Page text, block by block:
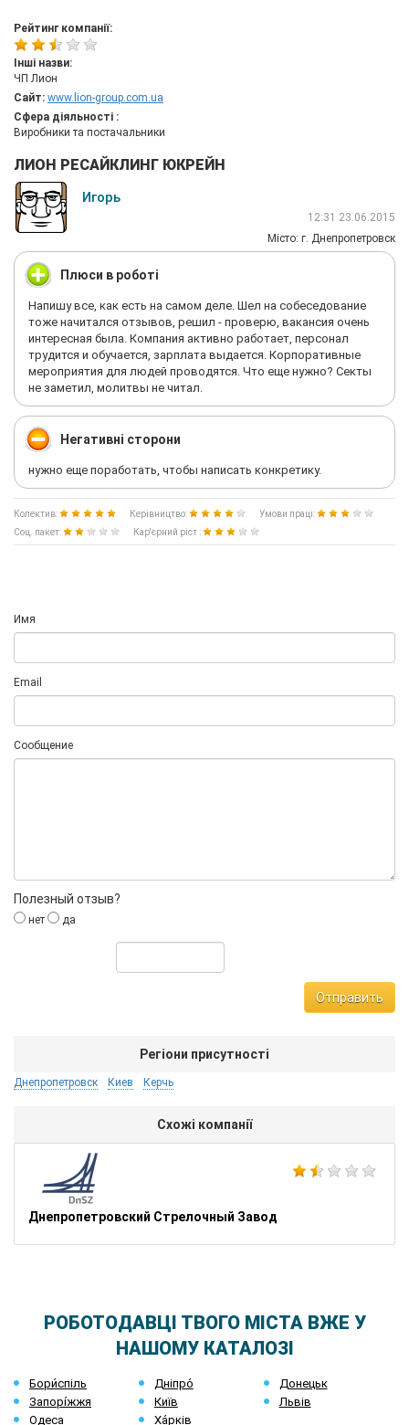
Рейтинг компанії:
Інші назви:
ЧП Лион
Сайт: www.lion-group.com.ua
Сфера діяльності :
Виробники та постачальники
ЛИОН РЕСАЙКЛИНГ ЮКРЕЙН
Игорь
12:31 23.06.2015
Мiсто: г. Днепропетровск
Плюси в роботі
Напишу все, как есть на самом деле. Шел на собеседование
тоже начитался отзывов, решил - проверю, вакансия очень
интересная была. Компания активно работает, персонал
трудится и обучается, зарплата выдается. Корпоративные
мероприятия для людей проводятся. Что еще нужно? Секты
не заметил, молитвы не читал.
Негативні сторони
нужно еще поработать, чтобы написать конкретику.
Колектив: Керівництво:
Умови праці:
Соц. пакет:
Кар'єрний ріст :
Имя
Email
Сообщение
Полезный отзыв?
нет да
Отправить
Регіони присутності
Днепропетровск Киев Керчь
Схожі компанії
Днепропетровский Стрелочный Завод
РОБОТОДАВЦІ ТВОГО МІСТА ВЖЕ У
НАШОМУ КАТАЛОЗІ
Бори́спіль Дніпро́
Донецьк
Запорі́жжя
Київ
Львів
Одеса
Ха́рків